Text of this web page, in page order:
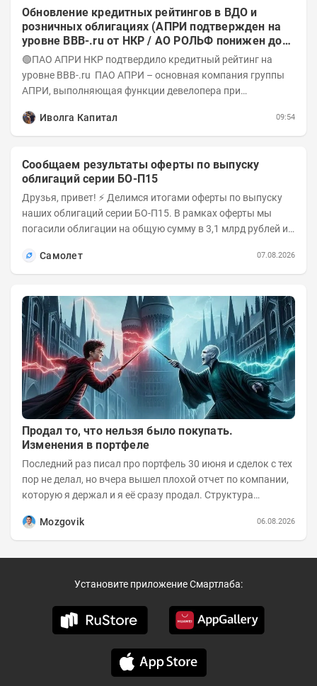
Обновление кредитных рейтингов в ВДО и
розничных облигациях (АПРИ подтвержден на
уровне BBB-.ru от НКР / АО РОЛЬФ понижен до
А-(RU) / Элит Строй присвоен на уровне BBB.ru)
🟢ПАО АПРИ НКР подтвердило кредитный рейтинг на
уровне BBB-.ru ПАО АПРИ – основная компания группы
АПРИ, выполняющая функции девелопера при
Иволга Капитал
09:54
Сообщаем результаты оферты по выпуску
облигаций серии БО-П15
Друзья, привет! ⚡️ Делимся итогами оферты по выпуску
наших облигаций серии БО-П15. В рамках оферты мы
погасили облигации на общую сумму в 3,1 млрд рублей из
Самолет
07.08.2026
Продал то, что нельзя было покупать.
Изменения в портфеле
Последний раз писал про портфель 30 июня и сделок с тех
пор не делал, но вчера вышел плохой отчет по компании,
которую я держал и я её сразу продал. Структура
Mozgovik
06.08.2026
Установите приложение Смартлаба: